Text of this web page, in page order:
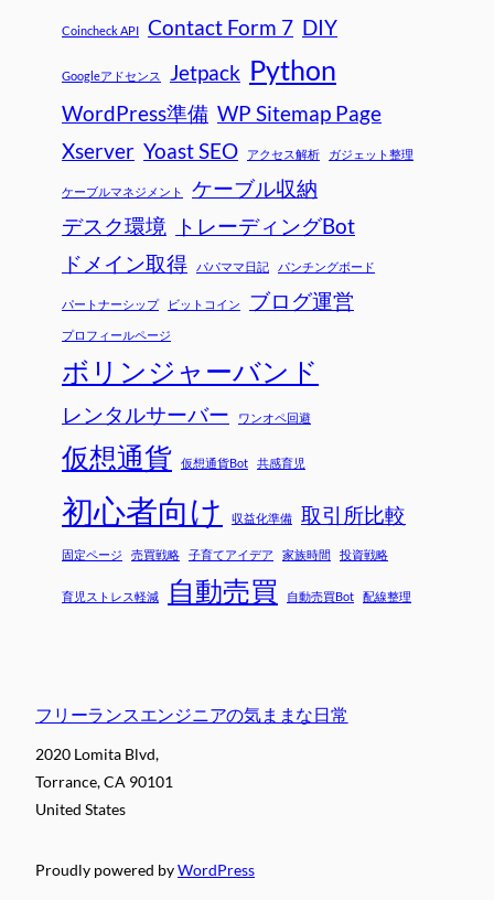
Coincheck API Contact Form 7 DIY
Googleアドセンス Jetpack Python
WordPress準備 WP Sitemap Page
Xserver Yoast SEO アクセス解析 ガジェット整理
ケーブルマネジメント
ケーブル収納
デスク環境
トレーディングBot
ドメイン取得
パパママ日記 パンチングボード
パートナーシップ ビットコイン ブログ運営
プロフィールページ
ボリンジャーバンド
レンタルサーバー ワンオペ回避
仮想通貨 仮想通貨Bot 共感育児
初心者向け 収益化準備 取引所比較
固定ページ 売買戦略 子育てアイデア 家族時間 投資戦略
育児ストレス軽減 自動売買 自動売買Bot 配線整理
フリーランスエンジニアの気ままな日常
2020 Lomita Blvd,
Torrance, CA 90101
United States
Proudly powered byWordPress